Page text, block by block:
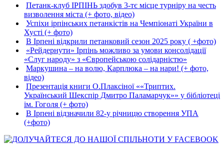
Петанк-клуб ІРПІНЬ здобув 3-тє місце турніру на честь
визволення міста (+ фото, відео)
Успіхи ірпінських петанкістів на Чемпіонаті України в
Хусті (+ фото)
В Ірпені відкрили петанковий сезон 2025 року ( +фото)
«Рейдернути» Ірпінь можливо за умови консолідації
«Слуг народу» з «Європейською солідарністю»
Маркушина – на волю, Карплюка – на нари! (+ фото,
відео)
Презентація книги О.Плаксіної ««Триптих.
Український Шекспір Дмитро Паламарчук»» у бібліотеці
ім. Гоголя (+ фото)
В Ірпені відзначили 82-у річницю створення УПА
(+фото)